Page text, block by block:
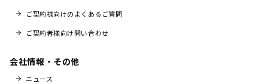
ご契約様向けのよくあるご質問
ご契約者様向け問い合わせ
会社情報・その他
ニュース